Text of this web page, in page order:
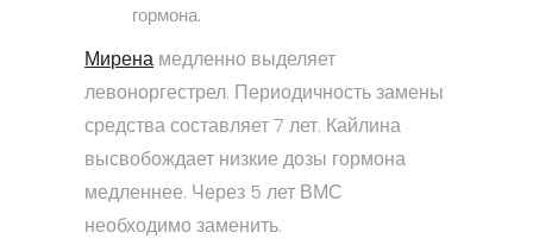
гормона.
Мирена медленно выделяет
левоноргестрел. Периодичность замены
средства составляет 7 лет. Кайлина
высвобождает низкие дозы гормона
медленнее. Через 5 лет ВМС
необходимо заменить.